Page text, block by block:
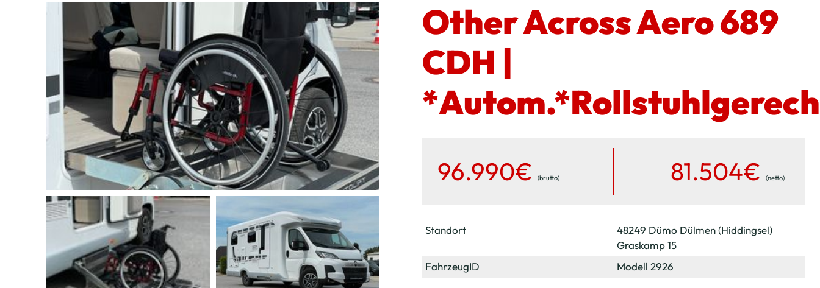
Other Across Aero 689
CDH |
96.990€ (brutto) 81.504€(netto)
Standort
FahrzeugID
48249 Dümo Dülmen (Hiddingsel)
Graskamp 15
Modell 2926